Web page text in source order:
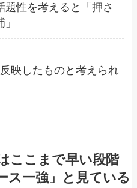
題性を考えると「押さ
映したものと考えられ
ここまで早い段階
ス一強」と見ている